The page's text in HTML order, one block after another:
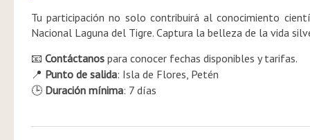
Tu participación no solo contribuirá al conocimiento
Nacional Laguna del Tigre. Captura la belleza de la vida
📧 Contáctanos para conocer fechas disponibles y tarifas.
📍 Punto de salida: Isla de Flores, Petén
🕒 Duración mínima: 7 días